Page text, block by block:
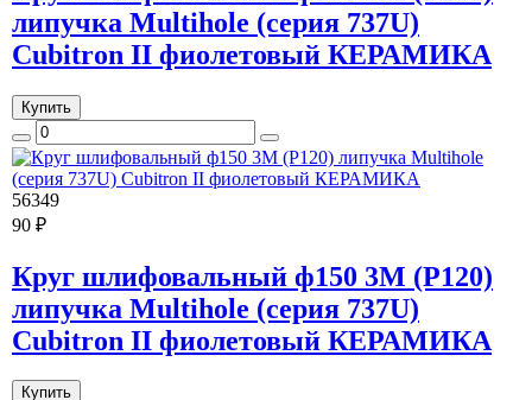
липучка Multihole (серия 737U)
Cubitron II фиолетовый КЕРАМИКА
Купить
56349
90 ₽
Круг шлифовальный ф150 3M (Р120)
липучка Multihole (серия 737U)
Cubitron II фиолетовый КЕРАМИКА
Купить